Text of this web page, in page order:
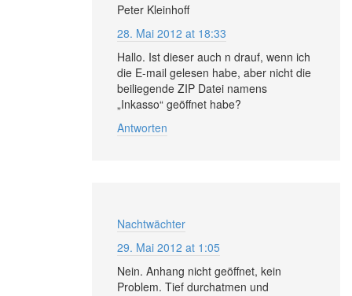
Peter Kleinhoff
28. Mai 2012 at 18:33
Hallo. Ist dieser auch n drauf, wenn ich
die E-mail gelesen habe, aber nicht die
beiliegende ZIP Datei namens
„Inkasso“ geöffnet habe?
Antworten
Nachtwächter
29. Mai 2012 at 1:05
Nein. Anhang nicht geöffnet, kein
Problem. Tief durchatmen und